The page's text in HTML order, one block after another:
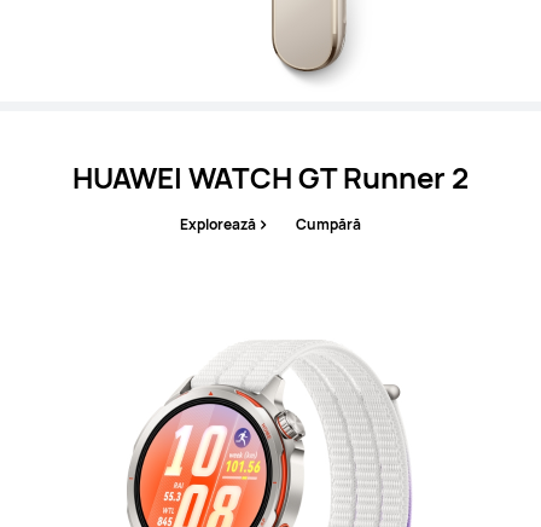
HUAWEI WATCH GT Runner 2
Explorează Cumpără